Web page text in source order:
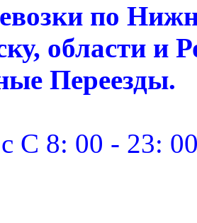
по
области и
Переезды.
С 8: 00 - 23: